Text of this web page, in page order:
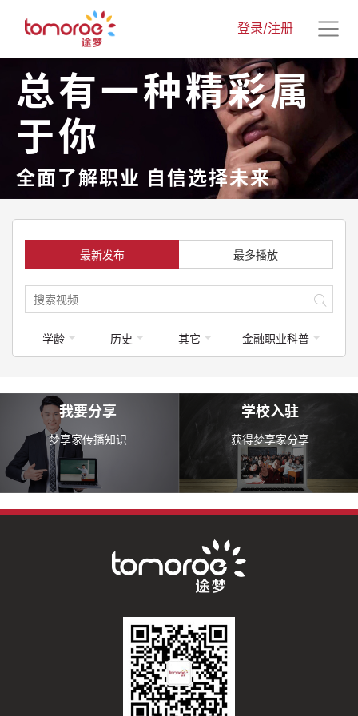
登录/注册
总有一种精彩属
于你
全面了解职业 自信选择未来
最新发布 最多播放
学龄 历史 其它 金融职业科普
我要分享
梦享家传播知识
学校入驻
获得梦享家分享